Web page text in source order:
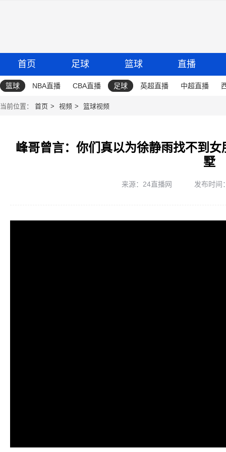
首页 足球 篮球 直播
篮球 NBA直播 CBA直播 足球 英超直播 中超直播
当前位置： 首页 视频 篮球视频
峰哥曾言：你们真以为徐静雨找不到
墅
来源：24直播网 发布时间